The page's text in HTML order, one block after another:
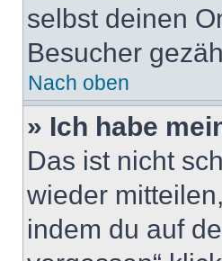
selbst deinen
Besucher
Nach oben
» Ich habe
Das ist nicht
wieder
indem du auf